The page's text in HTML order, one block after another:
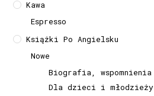
Kawa
Espresso
Książki Po Angielsku
Nowe
Biografia, wspomnienia
Dla dzieci i młodzieży